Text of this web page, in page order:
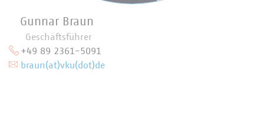
Gunnar Braun
Geschäftsführer
+49 89 2361-5091
braun(at)vku(dot)de